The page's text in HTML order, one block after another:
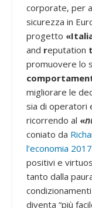
corporate, per
sicurezza in
progetto
and reputation t
promuovere lo
migliorare le
sia di operatori
ricorrendo al «
coniato da
l’economia 2017
positivi e
tanto dalla
diventa “più